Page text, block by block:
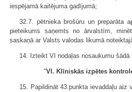
iespējamā kaitējuma gadījumā;
32.7. pētnieka brošūru un preparāta
pieteikums saņemts no ārvalstīm,
saskaņā ar Valsts valodas likumā
14. Izteikt VI nodaļas nosaukumu šādā
"VI. Klīniskās izpētes
15. Papildināt 43.punkta ievaddaļu aiz